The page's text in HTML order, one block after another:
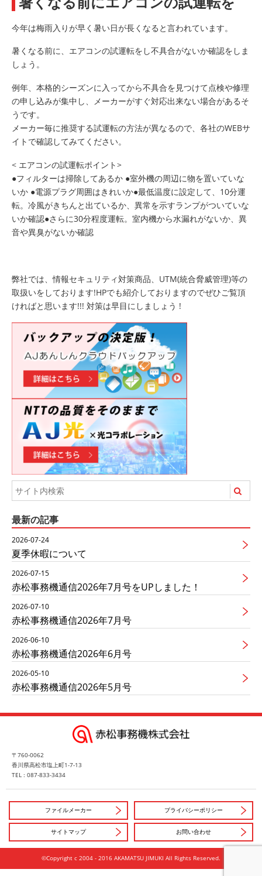
今年は梅雨入りが早く暑い日が⾧くなると言われています。
暑くなる前に、エアコンの試運転をし不具合がないか確認をしま
しょう。
例年、本格的シーズンに入ってから不具合を見つけて点検や修理
の申し込みが集中し、メーカーがすぐ対応出来ない場合があるそ
うです。
メーカー毎に推奨する試運転の方法が異なるので、各社のWEBサ
イトで確認してみてください。
< エアコンの試運転ポイント>
●フィルターは掃除してあるか ●室外機の周辺に物を置いていな
いか ●電源プラグ周囲はきれいか●最低温度に設定して、10分運
転。冷風がきちんと出ているか、異常を示すランプがついていな
いか確認●さらに30分程度運転。室内機から水漏れがないか、異
音や異臭がないか確認
弊社では、情報セキュリティ対策商品、UTM(統合脅威管理)等の
取扱いをしております!HPでも紹介しておりますのでぜひご覧頂
ければと思います!!! 対策は早目にしましょう !
最新の記事
2026-07-24
夏季休暇について
2026-07-15
赤松事務機通信2026年7月号をUPしました！
2026-07-10
赤松事務機通信2026年7月号
2026-06-10
赤松事務機通信2026年6月号
2026-05-10
赤松事務機通信2026年5月号
〒760-0062
香川県高松市塩上町1-7-13
TEL : 087-833-3434
ファイルメーカー プライバシーポリシー
サイトマップ お問い合わせ
©Copyright c 2004 - 2016 AKAMATSU JIMUKI All Rights Reserved.